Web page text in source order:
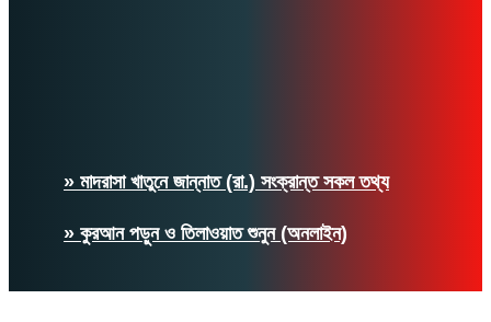
» মাদরাসা খাতুনে জান্নাত (রা.) সংক্রান্ত সকল তথ্য
» কুরআন পড়ুন ও তিলাওয়াত শুনুন (অনলাইন)